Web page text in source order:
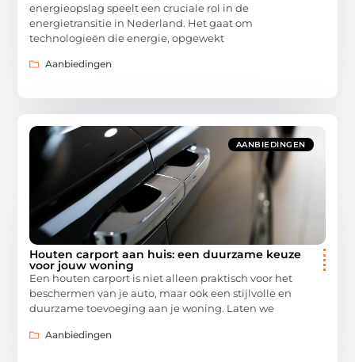
energieopslag speelt een cruciale rol in de
energietransitie in Nederland. Het gaat om
technologieën die energie, opgewekt
Aanbiedingen
AANBIEDINGEN
Houten carport aan huis: een duurzame keuze
voor jouw woning
Een houten carport is niet alleen praktisch voor het
beschermen van je auto, maar ook een stijlvolle en
duurzame toevoeging aan je woning. Laten we
Aanbiedingen